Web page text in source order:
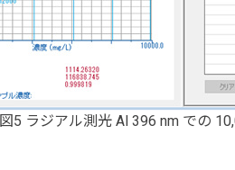
図5 ラジアル測光 Al 396 nm での